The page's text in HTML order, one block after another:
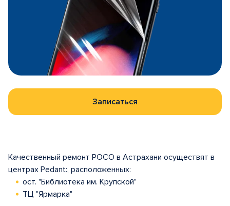
Записаться
Качественный ремонт POCO в Астрахани осуществят в
центрах Pedant:, расположенных:
ост. "Библиотека им. Крупской"
ТЦ "Ярмарка"